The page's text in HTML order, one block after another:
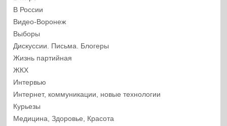
В России
Видео-Воронеж
Выборы
Дискуссии. Письма. Блогеры
Жизнь партийная
ЖКХ
Интервью
Интернет, коммуникации, новые технологии
Курьезы
Медицина, Здоровье, Красота